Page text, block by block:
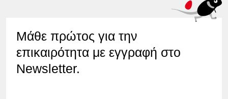
Μάθε πρώτος για την
επικαιρότητα με εγγραφή στο
Newsletter.